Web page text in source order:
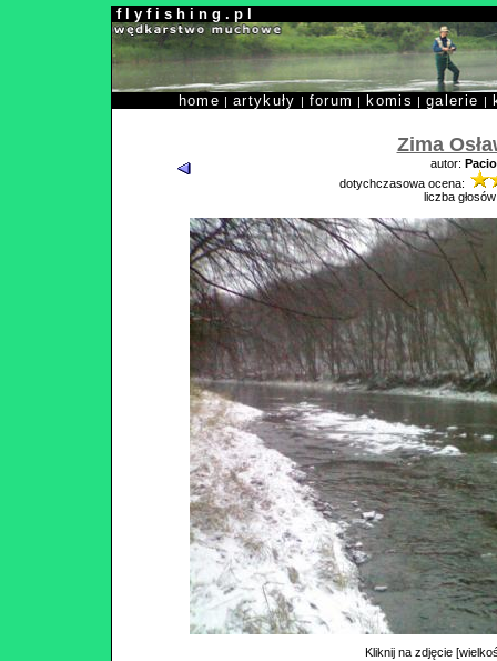
f l y f i s h i n g . p l
home |artykuły | forum | komis |galerie |
Zima
autor:
dotychczasowa ocena:
liczba
Kliknij na zdjęcie